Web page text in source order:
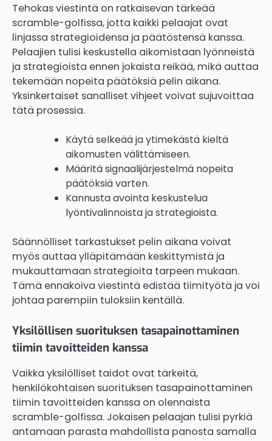
Tehokas viestintä on ratkaisevan tärkeää
scramble-golfissa, jotta kaikki pelaajat ovat
linjassa strategioidensa ja päätöstensä kanssa.
Pelaajien tulisi keskustella aikomistaan lyönneistä
ja strategioista ennen jokaista reikää, mikä auttaa
tekemään nopeita päätöksiä pelin aikana.
Yksinkertaiset sanalliset vihjeet voivat sujuvoittaa
tätä prosessia.
Käytä selkeää ja ytimekästä kieltä
aikomusten välittämiseen.
Määritä signaalijärjestelmä nopeita
päätöksiä varten.
Kannusta avointa keskustelua
lyöntivalinnoista ja strategioista.
Säännölliset tarkastukset pelin aikana voivat
myös auttaa ylläpitämään keskittymistä ja
mukauttamaan strategioita tarpeen mukaan.
Tämä ennakoiva viestintä edistää tiimityötä ja voi
johtaa parempiin tuloksiin kentällä.
Yksilöllisen suorituksen tasapainottaminen
tiimin tavoitteiden kanssa
Vaikka yksilölliset taidot ovat tärkeitä,
henkilökohtaisen suorituksen tasapainottaminen
tiimin tavoitteiden kanssa on olennaista
scramble-golfissa. Jokaisen pelaajan tulisi pyrkiä
antamaan parasta mahdollista panosta samalla